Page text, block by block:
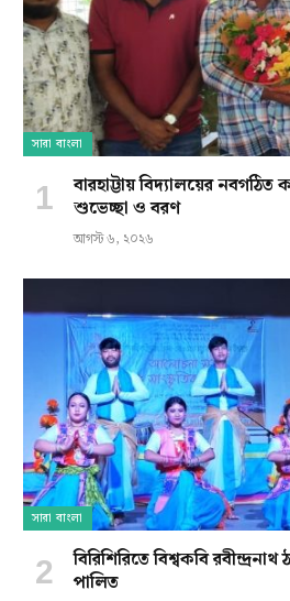
সারা বাংলা
বারহাট্টায় বিদ্যালয়ের
শুভেচ্ছা ও বরণ
আগস্ট ৬, ২০২৬
সারা বাংলা
বিরিশিরিতে বিশ্বকবি
পালিত